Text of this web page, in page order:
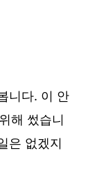
니다. 이 안
해 썼습니
은 없겠지